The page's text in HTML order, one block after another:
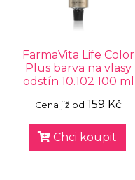
FarmaVita Life Color
Plus barva na vlasy
odstín 10.102 100 ml
Cena již od 159 Kč
Chci koupit